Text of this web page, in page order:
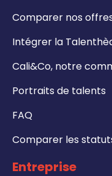
Comparer nos
Intégrer la
Cali&Co, notre
Portraits de talents
FAQ
Comparer les
Entreprise